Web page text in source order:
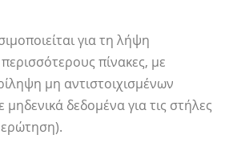
για τη λήψη
πίνακες, με
μη αντιστοιχισμένων
δεδομένα για τις στήλες